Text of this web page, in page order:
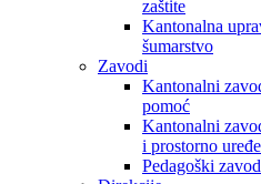
zaštite
Kantonalna
šumarstvo
Zavodi
Kantonalni
pomoć
Kantonalni
i prostorno
Pedagoški zavod